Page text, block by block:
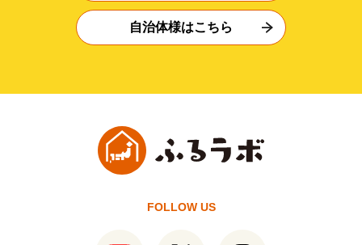
自治体様はこちら
FOLLOW US